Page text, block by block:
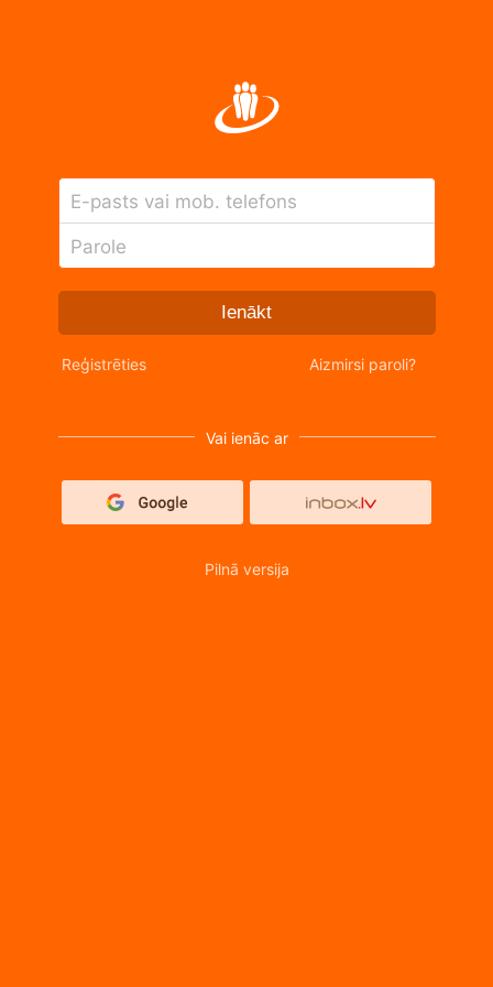
E-pasts vai mob. telefons
Parole
Ienākt
Reģistrēties Aizmirsi paroli?
Vai ienāc ar
Pilnā versija